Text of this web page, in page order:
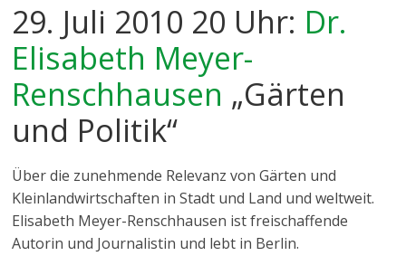
29. Juli 2010 20 Uhr: Dr.
Elisabeth Meyer-
Renschhausen „Gärten
und Politik“
Über die zunehmende Relevanz von Gärten und
Kleinlandwirtschaften in Stadt und Land und weltweit.
Elisabeth Meyer-Renschhausen ist freischaffende
Autorin und Journalistin und lebt in Berlin.